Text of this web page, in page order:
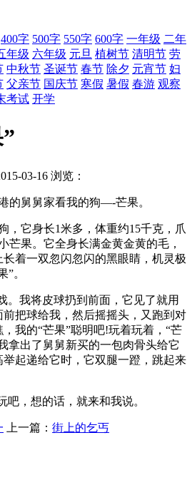
400字 500字 550字 600字 一年级 二年
年级 六年级 元旦 植树节 清明节 劳
中秋节 圣诞节 春节 除夕 元宵节 妇
父亲节 国庆节 寒假 暑假 春游 观察
考试 开学
03-16 浏览：
的舅舅家看我的狗—-芒果。
，它身长1米多，体重约15千克，爪
芒果。它全身长满金黄金黄的毛，
着一双忽闪忽闪的黑眼睛，机灵极
”。
。我将皮球扔到前面，它见了就用
把球给我，然后摇摇头，又跑到对
我的“芒果”聪明吧!玩着玩着，“芒
拿出了舅舅新买的一包肉骨头给它
起递给它时，它双腿一蹬，跳起来
吧，想的话，就来和我说。
上一篇： 街上的乞丐